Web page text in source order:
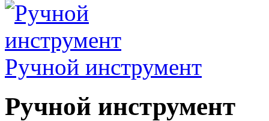
Ручной инструмент
Ручной инструмент